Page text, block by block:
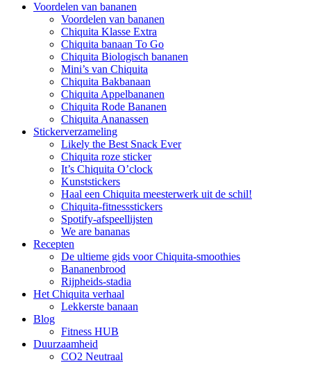
Voordelen van bananen
Voordelen van bananen
Chiquita Klasse Extra
Chiquita banaan To Go
Chiquita Biologisch bananen
Mini’s van Chiquita
Chiquita Bakbanaan
Chiquita Appelbananen
Chiquita Rode Bananen
Chiquita Ananassen
Stickerverzameling
Likely the Best Snack Ever
Chiquita roze sticker
It’s Chiquita O’clock
Kunststickers
Haal een Chiquita meesterwerk uit de schil!
Chiquita-fitnessstickers
Spotify-afspeellijsten
We are bananas
Recepten
De ultieme gids voor Chiquita-smoothies
Bananenbrood
Rijpheids-stadia
Het Chiquita verhaal
Lekkerste banaan
Blog
Fitness HUB
Duurzaamheid
CO2 Neutraal